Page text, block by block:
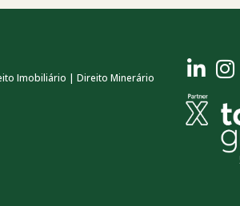
Imobiliário | Direito Minerário